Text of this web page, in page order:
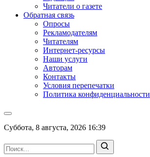
Читатели о газете
Обратная связь
Опросы
Рекламодателям
Читателям
Интернет-ресурсы
Наши услуги
Авторам
Контакты
Условия перепечатки
Политика конфиденциальности
Суббота, 8 августа, 2026 16:39